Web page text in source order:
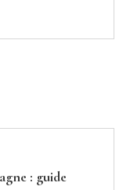
: guide